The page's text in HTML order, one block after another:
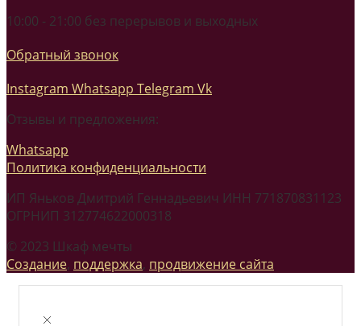
10:00 - 21:00 без перерывов и выходных
Обратный звонок
Instagram Whatsapp Telegram Vk
Отзывы и предложения:
Whatsapp
Политика конфиденциальности
ИП Яньков Дмитрий Геннадьевич ИНН 771870831123
ОГРНИП 312774622000318
© 2023 Шкаф мечты
Создание, поддержка, продвижение сайта